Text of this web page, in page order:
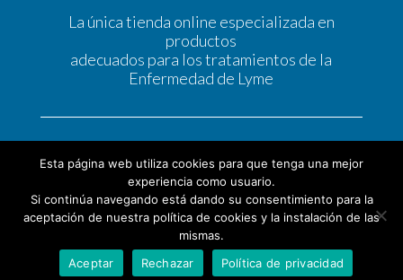
La única tienda online especializada en
productos
adecuados para los tratamientos de la
Enfermedad de Lyme
© Tratamiento Lyme |Política de Privacidad|Política
de Cookies |Condiciones Generales de Contratación |
Aviso legal
Esta página web utiliza cookies para que tenga una mejor
experiencia como usuario.
Si continúa navegando está dando su consentimiento para la
aceptación de nuestra política de cookies y la instalación de las
mismas.
Aceptar
Rechazar Política de privacidad